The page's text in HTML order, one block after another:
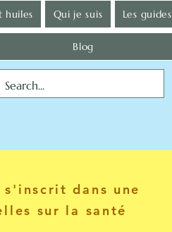
huiles Qui je suis Les guides
Blog
s'inscrit dans une
sur la santé